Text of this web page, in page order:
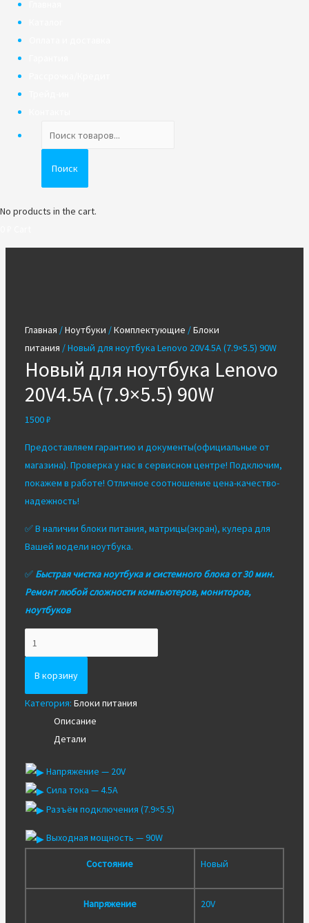
товаров
Поиск
No products in the cart.
Главная /Ноутбуки /Комплектующие /Блоки
питания / Новый для ноутбука Lenovo 20V4.5A (7.9×5.5) 90W
Новый для ноутбука Lenovo
20V4.5A (7.9×5.5) 90W
1500₽
Предоставляем гарантию и документы(официальные от
магазина). Проверка у нас в сервисном центре! Подключим,
покажем в работе! Отличное соотношение цена-качество-
надежность!
✅ В наличии блоки питания, матрицы(экран), кулера для
Вашей модели ноутбука.
✅ Быстрая чистка ноутбука и системного блока от 30 мин.
Ремонт любой сложности компьютеров, мониторов,
ноутбуков
Новый
для
ноутбука
Lenovo
20V4.5A
(7.9x5.5)
90W
В корзину
Категория: Блоки питания
Описание
Детали
Напряжение — 20V
Сила тока — 4.5A
Разъём подключения (7.9×5.5)
Выходная мощность — 90W
Состояние Новый
Напряжение 20V